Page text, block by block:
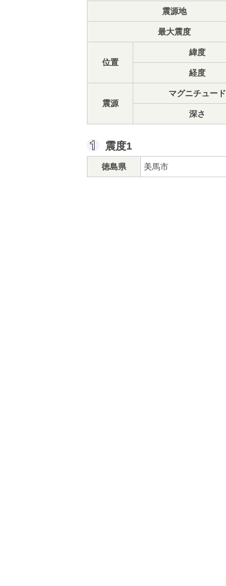
震源地
最大震度
位置
緯度
経度
震源
マグニチュード
深さ
震度1
徳島県 美馬市